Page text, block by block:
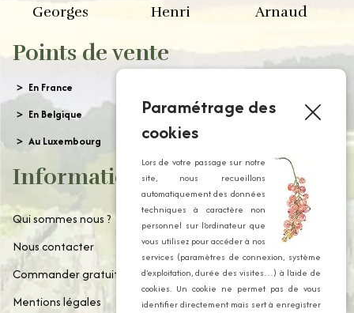
Georges Henri Arnaud
Points de vente
En France
En Belgique
Au Luxembourg
Informations
Qui sommes nous ?
Nous contacter
Commander gratuitement notre catalogue
Mentions légales
Paramétrage des
cookies
Lors de votre passage sur notre
site, nous recueillons
automatiquement des données
techniques à caractère non
personnel sur l’ordinateur que
vous utilisez pour accéder à nos
services (paramètres de connexion, système
d’exploitation, durée des visites…) à l’aide de
cookies. Un cookie ne permet pas de vous
identifier directement mais sert à enregistrer